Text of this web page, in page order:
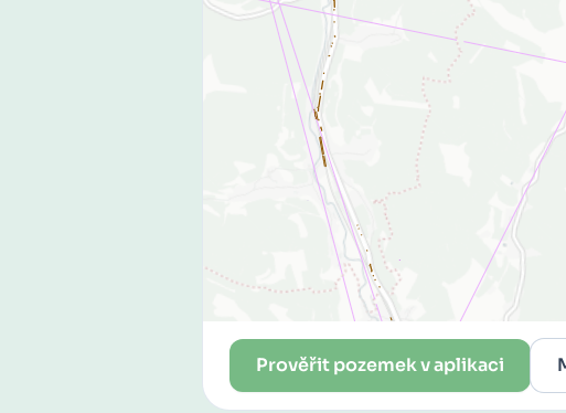
Prověřit pozemek v aplikaci